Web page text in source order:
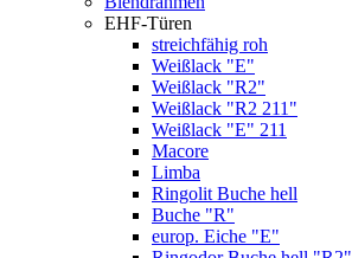
EHF-Türen
streichfähig roh
Weißlack "E"
Weißlack "R2"
Weißlack "R2 211"
Weißlack "E" 211
Macore
Limba
Ringolit Buche hell
Buche "R"
europ. Eiche "E"